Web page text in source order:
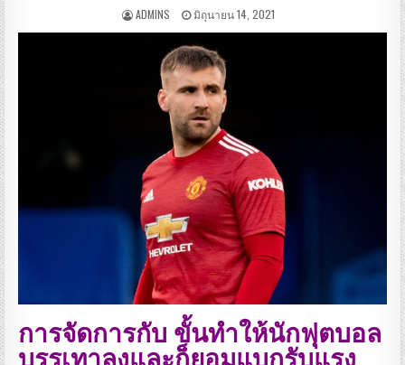
ADMINS มิถุนายน 14, 2021
การจัดการกับ ขั้นทำให้นักฟุตบอล
บรรเทาลงและก็ยอมแบกรับแรง